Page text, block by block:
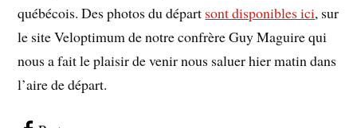
québécois. Des photos du départ sont disponibles ici, sur
le site Veloptimum de notre confrère Guy Maguire qui
nous a fait le plaisir de venir nous saluer hier matin dans
l’aire de départ.